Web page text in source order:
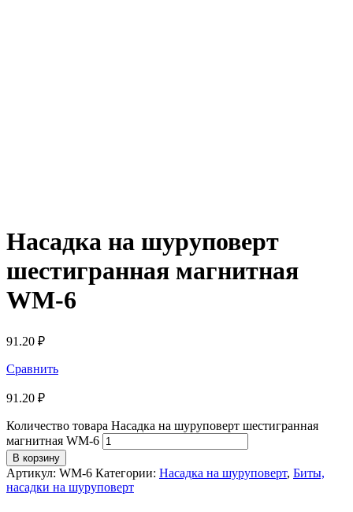
Насадка на шуруповерт
шестигранная магнитная
WM-6
91.20 ₽
Сравнить
91.20 ₽
Количество товара Насадка на шуруповерт шестигранная
магнитная WM-6
В корзину
Артикул: WM-6 Категории: Насадка на шуруповерт, Биты,
насадки на шуруповерт